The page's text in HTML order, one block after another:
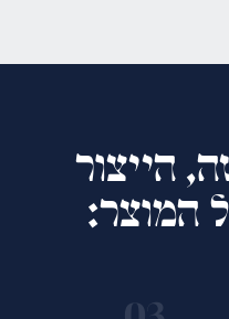
הייצור
המוצר: